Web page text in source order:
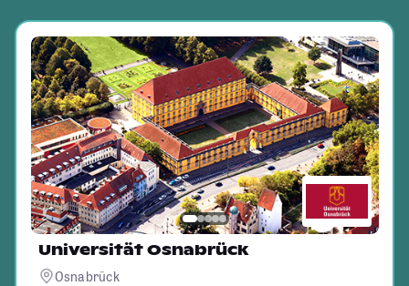
Universität Osnabrück
Osnabrück